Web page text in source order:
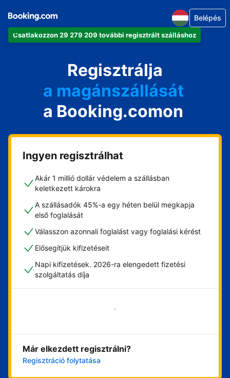
Csatlakozzon 29 279 209 további regisztrált szálláshoz
Belépés
Regisztrálja
az apartmanját
a szállodáját
a magánszállását
a vendégházát
a házát
a Booking.comon
Ingyen regisztrálhat
Akár 1 millió dollár védelem a szállásban
keletkezett károkra
A szállásadók 45%-a egy héten belül megkapja
első foglalását
Válasszon azonnali foglalást vagy foglalási kérést
Elősegítjük kifizetéseit
Napi kifizetések. 2026-ra elengedett fizetési
szolgáltatás díja
Vágjon bele most
Már elkezdett regisztrálni?
Regisztráció folytatása